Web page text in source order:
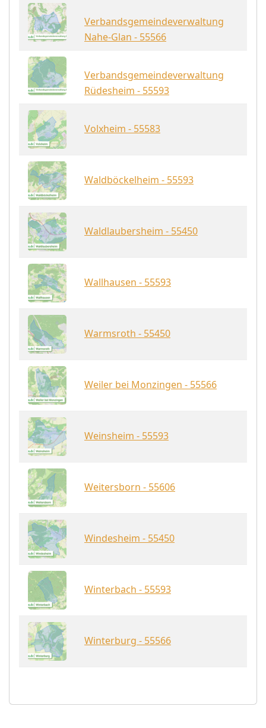
Verbandsgemeindeverwaltung
Nahe-Glan - 55566
Verbandsgemeindeverwaltung
Rüdesheim - 55593
Volxheim - 55583
Waldböckelheim - 55593
Waldlaubersheim - 55450
Wallhausen - 55593
Warmsroth - 55450
Weiler bei Monzingen - 55566
Weinsheim - 55593
Weitersborn - 55606
Windesheim - 55450
Winterbach - 55593
Winterburg - 55566